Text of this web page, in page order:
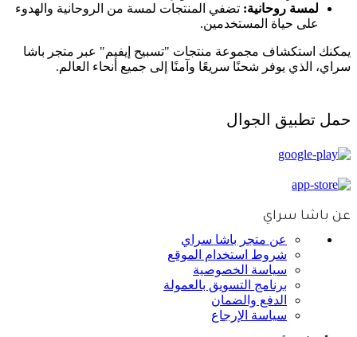
لمسة روحانية: تضفي المنتجات لمسة من الروحانية والهدوء
على حياة المستخدمين.
يمكنك استكشاف مجموعة منتجات "تسبيح إيفيم" عبر متجر باشا
سراي، الذي يوفر شحنًا سريعًا وآمنًا إلى جميع أنحاء العالم.
حمل تطبيق الجوال
عن باشا سراي
عن متجر باشا سراي
شروط استخدام الموقع
سياسة الخصوصية
برنامج التسويق بالعمولة
الدفع والضمان
سياسة الإرجاع